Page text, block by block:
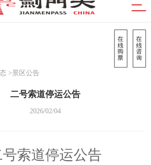
>景区公告
二号索道停运公告
2026/02/04
号索道停运公告